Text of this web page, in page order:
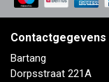
Contactgegevens
Bartang
Dorpsstraat 221A